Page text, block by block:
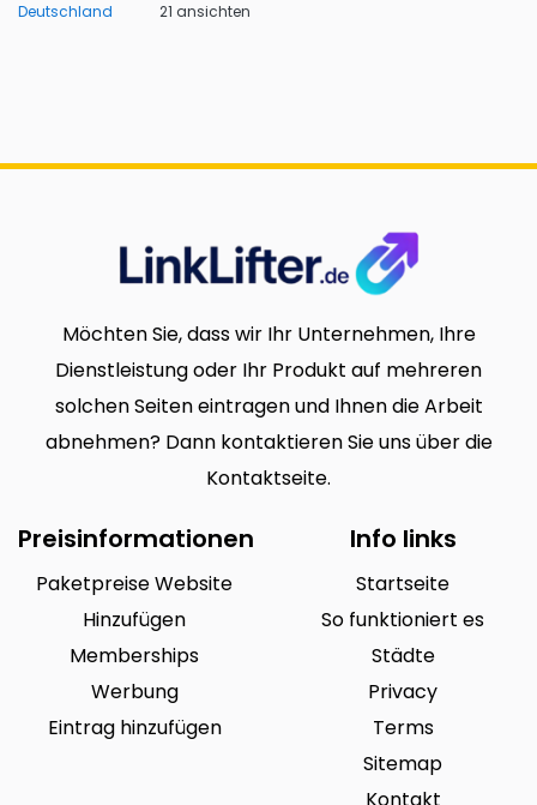
Deutschland 21 ansichten
Möchten Sie, dass wir Ihr Unternehmen, Ihre
Dienstleistung oder Ihr Produkt auf mehreren
solchen Seiten eintragen und Ihnen die Arbeit
abnehmen? Dann kontaktieren Sie uns über die
Kontaktseite.
Preisinformationen
Paketpreise Website
Hinzufügen
Memberships
Werbung
Eintrag hinzufügen
Info links
Startseite
So funktioniert es
Städte
Privacy
Terms
Sitemap